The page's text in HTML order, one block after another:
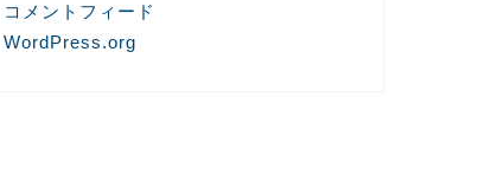
コメントフィード
WordPress.org